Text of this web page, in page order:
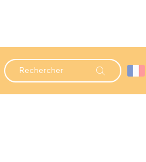
Recherche